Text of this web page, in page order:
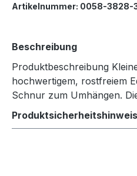
Artikelnummer: 0058-3828-
Beschreibung
Produktbeschreibung
hochwertigem, rostfreiem
Schnur zum Umhängen.